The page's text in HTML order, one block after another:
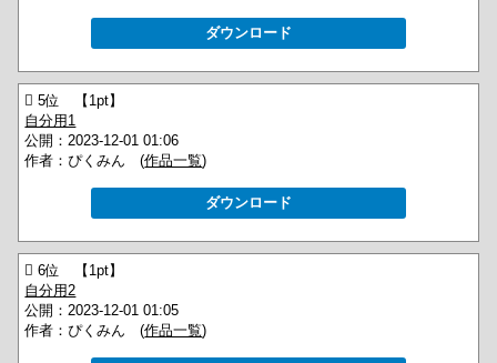
ダウンロード
 5位 【1pt】
自分用1
公開：2023-12-01 01:06
作者：ぴくみん (作品一覧)
ダウンロード
 6位 【1pt】
自分用2
公開：2023-12-01 01:05
作者：ぴくみん (作品一覧)